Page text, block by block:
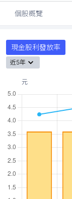
個股概覽
現金股利發放率
近5年